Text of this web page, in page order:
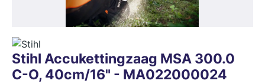
Stihl Accukettingzaag MSA 300.0
C-O, 40cm/16" - MA022000024